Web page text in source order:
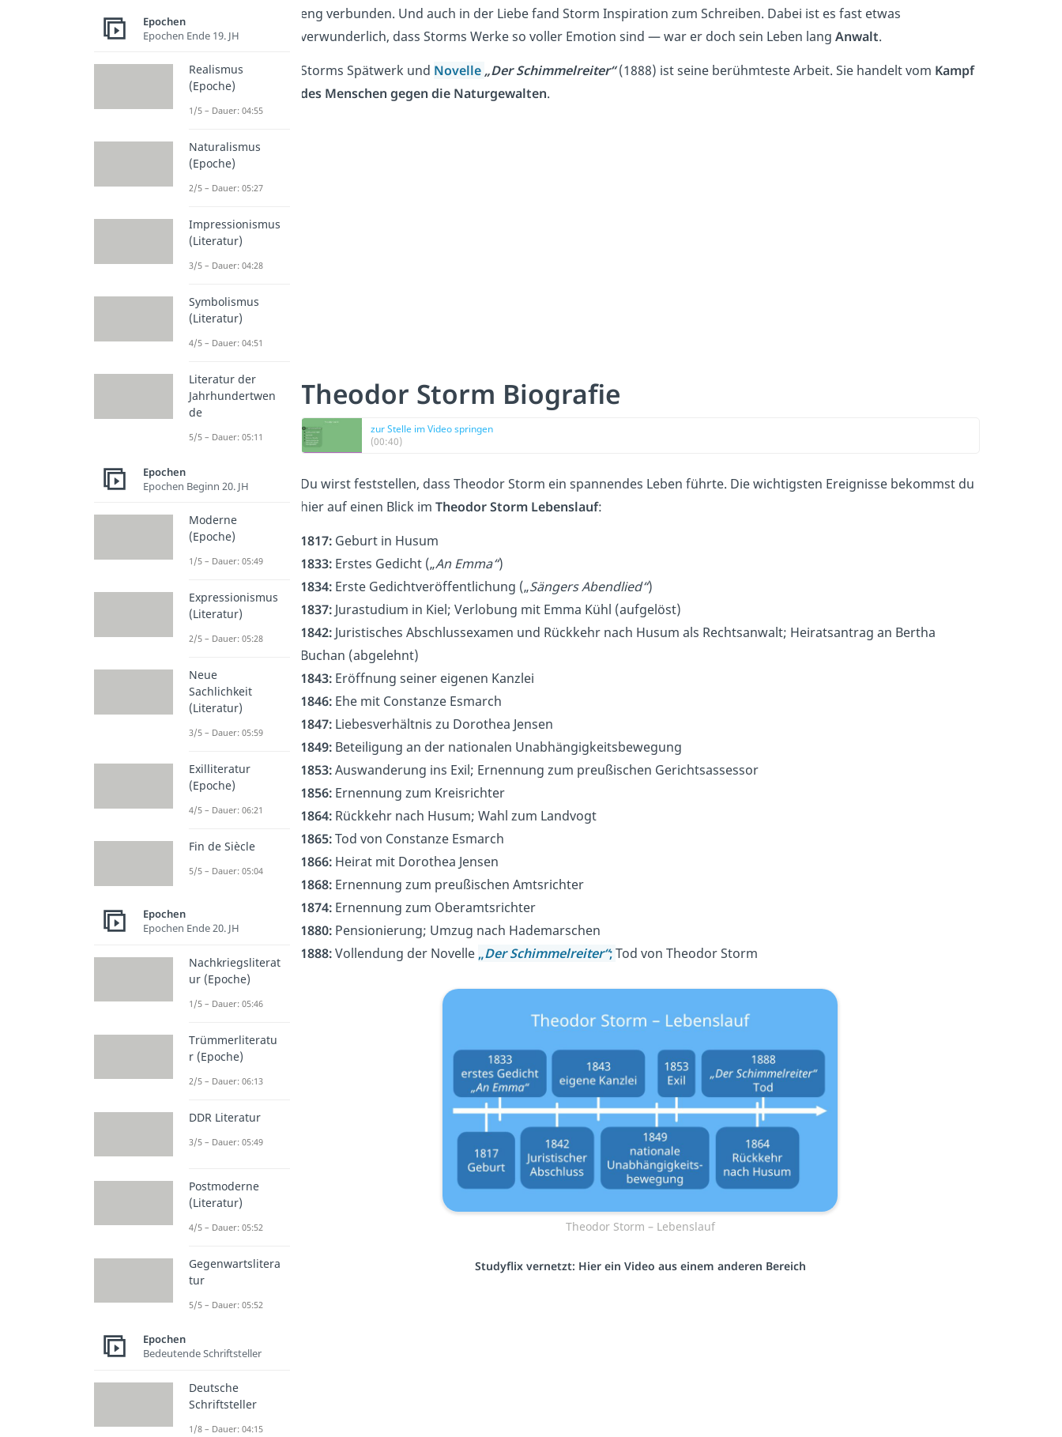
eng verbunden. Und auch in der Liebe fand Storm Inspiration zum Schreiben. Dabei ist es fast etwas
verwunderlich, dass Storms Werke so voller Emotion sind — war er doch sein Leben lang Anwalt.
Storms Spätwerk und Novelle „Der Schimmelreiter“(1888) ist seine berühmteste Arbeit. Sie handelt vom Kampf
des Menschen gegen die Naturgewalten.
Theodor Storm Biografie
zur Stelle im Video springen
(00:40)
Du wirst feststellen, dass Theodor Storm ein spannendes Leben führte. Die wichtigsten Ereignisse bekommst du
hier auf einen Blick im Theodor Storm Lebenslauf:
1817: Geburt in Husum
1833: Erstes Gedicht („An Emma“)
1834: Erste Gedichtveröffentlichung („Sängers Abendlied“)
1837: Jurastudium in Kiel; Verlobung mit Emma Kühl (aufgelöst)
1842: Juristisches Abschlussexamen und Rückkehr nach Husum als Rechtsanwalt; Heiratsantrag an Bertha
Buchan (abgelehnt)
1843: Eröffnung seiner eigenen Kanzlei
1846: Ehe mit Constanze Esmarch
1847: Liebesverhältnis zu Dorothea Jensen
1849: Beteiligung an der nationalen Unabhängigkeitsbewegung
1853:Auswanderung ins Exil; Ernennung zum preußischen Gerichtsassessor
1856: Ernennung zum Kreisrichter
1864: Rückkehr nach Husum; Wahl zum Landvogt
1865:Tod von Constanze Esmarch
1866: Heirat mit Dorothea Jensen
1868: Ernennung zum preußischen Amtsrichter
1874: Ernennung zum Oberamtsrichter
1880: Pensionierung; Umzug nach Hademarschen
1888:Vollendung der Novelle „Der Schimmelreiter“;Tod von Theodor Storm
Theodor Storm – Lebenslauf
Studyflix vernetzt: Hier ein Video aus einem anderen Bereich
Epochen
Epochen Ende 19. JH
Realismus
(Epoche)
1/5 – Dauer: 04:55
Naturalismus
(Epoche)
2/5 – Dauer: 05:27
Impressionismus
(Literatur)
3/5 – Dauer: 04:28
Symbolismus
(Literatur)
4/5 – Dauer: 04:51
Literatur der
Jahrhundertwen
de
5/5 – Dauer: 05:11
Epochen
Epochen Beginn 20. JH
Moderne
(Epoche)
1/5 – Dauer: 05:49
Expressionismus
(Literatur)
2/5 – Dauer: 05:28
Neue
Sachlichkeit
(Literatur)
3/5 – Dauer: 05:59
Exilliteratur
(Epoche)
4/5 – Dauer: 06:21
Fin de Siècle
5/5 – Dauer: 05:04
Epochen
Epochen Ende 20. JH
Nachkriegsliterat
ur (Epoche)
1/5 – Dauer: 05:46
Trümmerliteratu
r (Epoche)
2/5 – Dauer: 06:13
DDR Literatur
3/5 – Dauer: 05:49
Postmoderne
(Literatur)
4/5 – Dauer: 05:52
Gegenwartslitera
tur
5/5 – Dauer: 05:52
Epochen
Bedeutende Schriftsteller
Deutsche
Schriftsteller
1/8 – Dauer: 04:15